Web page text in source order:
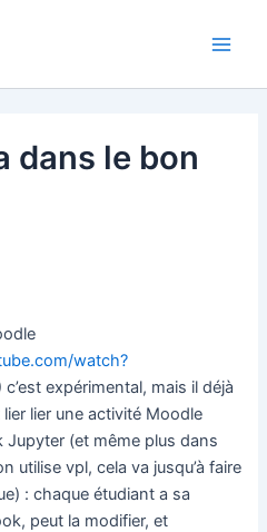
dans le bon
watch?
c’est expérimental, mais il déjà
lier une activité Moodle
Jupyter (et même plus dans
utilise vpl, cela va jusqu’à faire
: chaque étudiant a sa
peut la modifier, et